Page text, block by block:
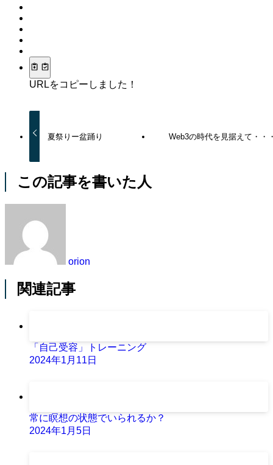
URLをコピーしました！
夏祭りー盆踊り Web3の時代を見据えて・・
この記事を書いた人
orion
関連記事
「自己受容」トレーニング
2024年1月11日
常に瞑想の状態でいられるか？
2024年1月5日